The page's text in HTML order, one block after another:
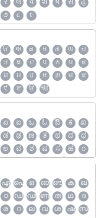
ર લ વ શ ષ સ
હ
૭ ૮ ૯
ਓ ਔ ਕ ਖ ਗ ਘ
ਚ
ਤ ਥ ਦ ਧ ਨ ਪ
ਫ
ਸ਼ ਸ ਹ ਖ਼ ਗ਼ ਜ਼
ਫ਼
੯ ੲ ੳ ੴ
ಏ ಐ ಒ ಓ ಔ ಕ
ಖ
ಡ ಢ ಣ ತ ಥ ದ
ಧ
ಲ ವ ಶ ಷ ಸ ಹ ೧
ഏ ഐ ഒ ഓ ഔ ക
ഖ
ഠ ഡ ഢ ണ ത ഥ
ദ
ര റ ല വ ശ ഷ
സ